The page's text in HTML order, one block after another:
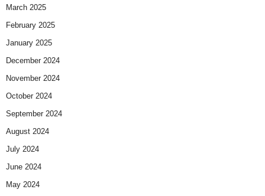
March 2025
February 2025
January 2025
December 2024
November 2024
October 2024
September 2024
August 2024
July 2024
June 2024
May 2024